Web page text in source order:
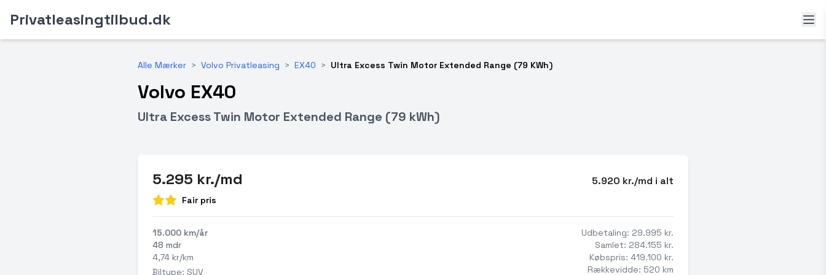
Privatleasingtilbud.dk
Alle Mærker > Volvo Privatleasing > EX40 > Ultra Excess Twin Motor Extended Range (79 KWh)
Volvo EX40
Ultra Excess Twin Motor Extended Range (79 kWh)
5.295 kr./md 5.920 kr./md i alt
Fair pris
15.000 km/år
48 mdr
4,74 kr/km
Biltype: SUV
Udbetaling: 29.995 kr.
Samlet: 284.155 kr.
Købspris: 419.100 kr.
Rækkevidde: 520 km